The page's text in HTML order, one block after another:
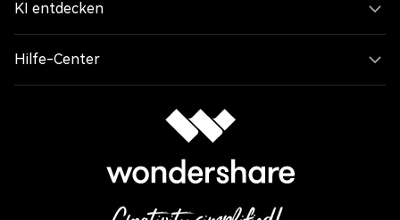
KI entdecken
Hilfe-Center